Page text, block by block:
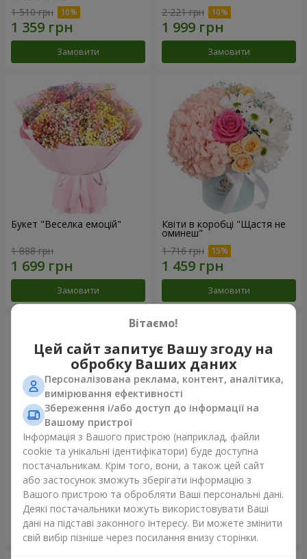
1 510 грн
Замовити
2 221 грн
Замовити
Букет "Веселка емоцій"
1 888 грн
Замовити
Квіти в коробці "Щастя не
оминеш"
1 716 грн
Замовити
Букет з 11 червоних троянд
1 364 грн
Замовити
Букет в ЕКО упаковці "15
червоних троянд"
1 599 грн
Замовити
Вітаємо!
Цей сайт запитує Вашу згоду на
обробку Ваших даних
Персоналізована реклама, контент, аналітика,
вимірювання ефективності
Збереження і/або доступ до інформації на
Вашому пристрої
Інформація з Вашого пристрою (наприклад, файли
cookie та унікальні ідентифікатори) буде доступна
постачальникам. Крім того, вони, а також цей сайт
або застосунок зможуть зберігати інформацію з
Вашого пристрою та обробляти Ваші персональні дані.
Деякі постачальники можуть використовувати Ваші
дані на підставі законного інтересу. Ви можете змінити
свій вибір пізніше через посилання внизу сторінки.